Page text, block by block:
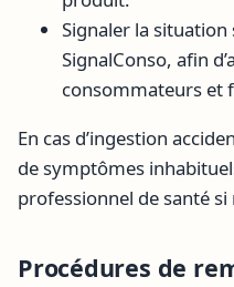
Signaler la
SignalConso, afin
consommateurs et
En cas d’ingestion
de symptômes
professionnel de santé si
Procédures de